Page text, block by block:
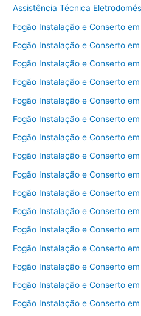
Assistência Técnica
Fogão Instalação e Conserto
Fogão Instalação e Conserto
Fogão Instalação e Conserto
Fogão Instalação e Conserto
Fogão Instalação e Conserto
Fogão Instalação e Conserto
Fogão Instalação e Conserto
Fogão Instalação e Conserto
Fogão Instalação e Conserto em
Fogão Instalação e Conserto
Fogão Instalação e Conserto
Fogão Instalação e Conserto
Fogão Instalação e Conserto
Fogão Instalação e Conserto em
Fogão Instalação e Conserto
Fogão Instalação e Conserto